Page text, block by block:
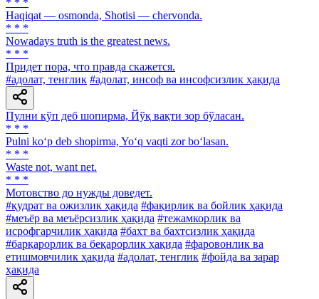
* * *
Haqiqat — osmonda, Shotisi — chervonda.
* * *
Nowadays truth is the greatest news.
* * *
Придет пора, что правда скажется.
#адолат, тенглик #адолат, инсоф ва инсофсизлик ҳақида
Пулни кўп деб шопирма, Йўқ вақти зор бўласан.
* * *
Pulni ko‘p deb shopirma, Yo‘q vaqti zor bo‘lasan.
* * *
Waste not, want net.
* * *
Мотовство до нужды доведет.
#қудрат ва ожизлик ҳақида #фақирлик ва бойлик ҳақида
#меъёр ва меъёрсизлик ҳақида #тежамкорлик ва
исрофгарчилик ҳақида #бахт ва бахтсизлик ҳақида
#барқарорлик ва беқарорлик ҳақида #фаровонлик ва
етишмовчилик ҳақида #адолат, тенглик #фойда ва зарар
ҳақида